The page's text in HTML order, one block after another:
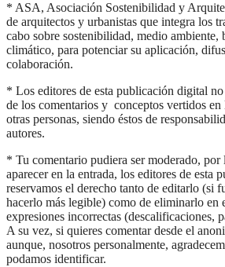
* ASA, Asociación Sostenibilidad y
de arquitectos y urbanistas que integra los
cabo sobre sostenibilidad, medio
climático, para potenciar su aplicación,
colaboración.
* Los editores de esta publicación digital
de los comentarios y conceptos vertidos
otras personas, siendo éstos de
autores.
* Tu comentario pudiera ser moderado, por
aparecer en la entrada, los editores de esta
reservamos el derecho tanto de editarlo (si
hacerlo más legible) como de eliminarlo en
expresiones incorrectas (descalificaciones,
A su vez, si quieres comentar desde el
aunque, nosotros personalmente,
podamos identificar.